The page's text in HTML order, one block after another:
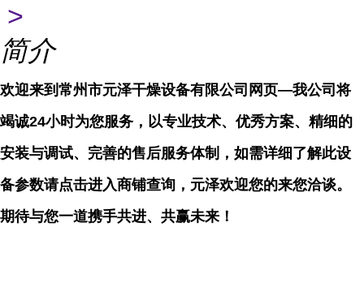
>
简介
欢迎来到常州市元泽干燥设备有限公司网页—我公司将
竭诚24小时为您服务，以专业技术、优秀方案、精细的
安装与调试、完善的售后服务体制，如需详细了解此设
备参数请点击进入商铺查询，元泽欢迎您的来您洽谈。
期待与您一道携手共进、共赢未来！